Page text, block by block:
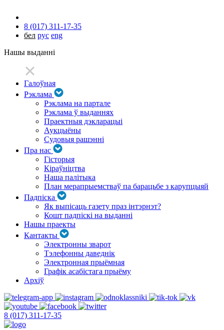
8 (017) 311-17-35
бел рус eng
Нашы выданні
Галоўная
Рэклама
Рэклама на партале
Рэклама ў выданнях
Праектныя дэкларацыі
Аукцыёны
Судовыя рашэнні
Пра нас
Гісторыя
Кіраўніцтва
Наша палітыка
План мерапрыемстваў па барацьбе з карупцыяй
Падпіска
Як выпісаць газету праз інтэрнэт?
Кошт падпіскі на выданні
Нашы праекты
Кантакты
Электронны зварот
Тэлефонны даведнік
Электронная прыёмная
Графік асабістага прыёму
Архіў
8 (017) 311-17-35